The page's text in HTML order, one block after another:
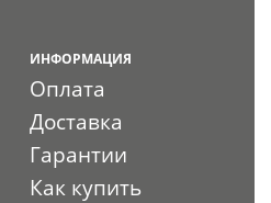
ИНФОРМАЦИЯ
Оплата
Доставка
Гарантии
Как купить